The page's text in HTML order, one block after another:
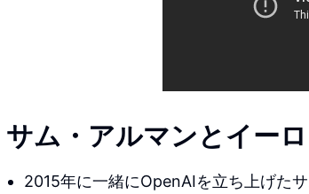
サム・アルマンとイー
2015年に一緒にOpenAIを立ち上げた